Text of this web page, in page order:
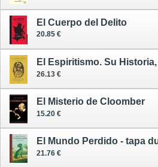
El Cuerpo del Delito
20.85 €
26.13 €
El Misterio de Cloomber
15.20 €
El Mundo Perdido - tapa
21.76 €